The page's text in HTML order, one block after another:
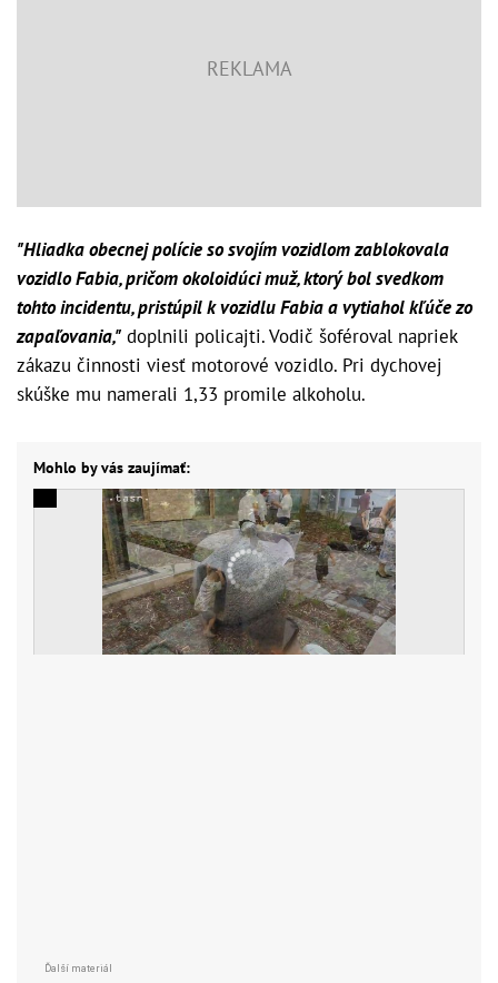
"Hliadka obecnej polície so svojím vozidlom zablokovala
vozidlo Fabia, pričom okoloidúci muž, ktorý bol svedkom
tohto incidentu, pristúpil k vozidlu Fabia a vytiahol kľúče zo
zapaľovania," doplnili policajti. Vodič šoféroval napriek
zákazu činnosti viesť motorové vozidlo. Pri dychovej
skúške mu namerali 1,33 promile alkoholu.
Mohlo by vás zaujímať: